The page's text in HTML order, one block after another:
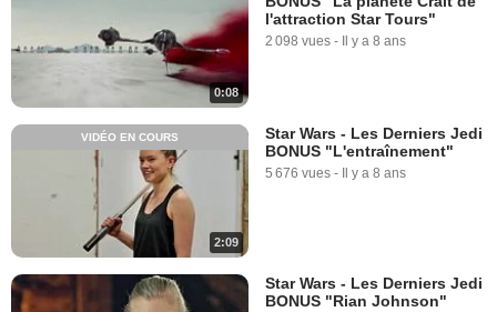
0:08
l'attraction Star Tours"
2 098 vues - Il y a 8 ans
2:09
VIDÉO EN COURS
Star Wars - Les Derniers Jedi
BONUS "L'entraînement"
5 676 vues - Il y a 8 ans
Star Wars - Les Derniers Jedi
BONUS "Rian Johnson"